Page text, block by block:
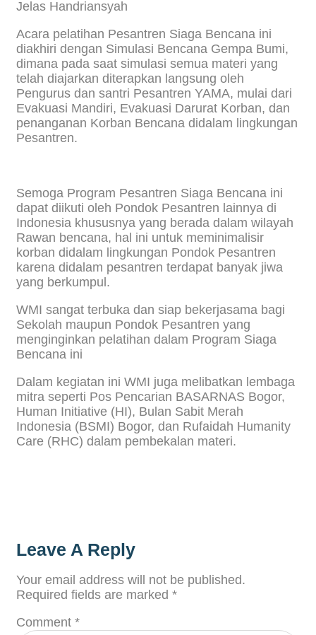
Jelas Handriansyah
Acara pelatihan Pesantren Siaga Bencana ini
diakhiri dengan Simulasi Bencana Gempa Bumi,
dimana pada saat simulasi semua materi yang
telah diajarkan diterapkan langsung oleh
Pengurus dan santri Pesantren YAMA, mulai dari
Evakuasi Mandiri, Evakuasi Darurat Korban, dan
penanganan Korban Bencana didalam lingkungan
Pesantren.
Semoga Program Pesantren Siaga Bencana ini
dapat diikuti oleh Pondok Pesantren lainnya di
Indonesia khususnya yang berada dalam wilayah
Rawan bencana, hal ini untuk meminimalisir
korban didalam lingkungan Pondok Pesantren
karena didalam pesantren terdapat banyak jiwa
yang berkumpul.
WMI sangat terbuka dan siap bekerjasama bagi
Sekolah maupun Pondok Pesantren yang
menginginkan pelatihan dalam Program Siaga
Bencana ini
Dalam kegiatan ini WMI juga melibatkan lembaga
mitra seperti Pos Pencarian BASARNAS Bogor,
Human Initiative (HI), Bulan Sabit Merah
Indonesia (BSMI) Bogor, dan Rufaidah Humanity
Care (RHC) dalam pembekalan materi.
Leave A Reply
Your email address will not be published.
Required fields are marked *
Comment *